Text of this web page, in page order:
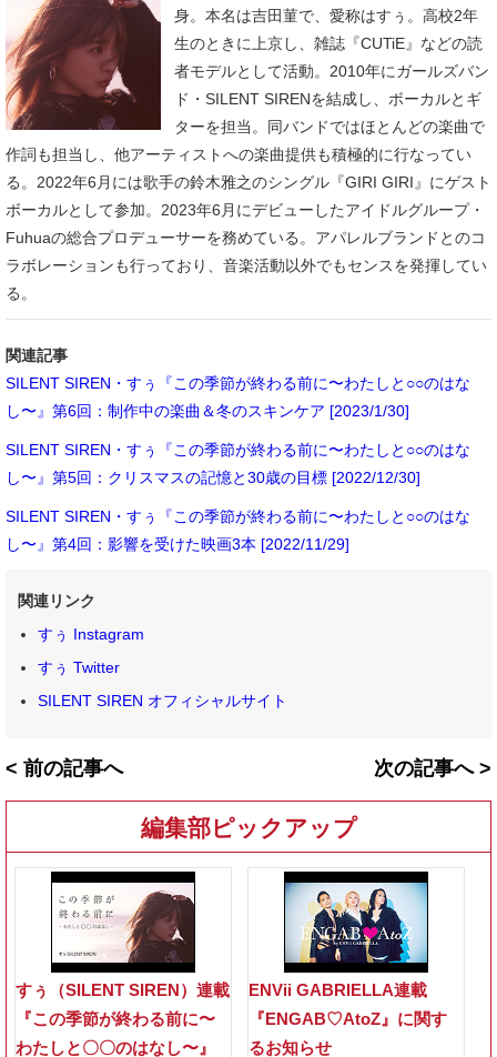
身。本名は吉田菫で、愛称はすぅ。高校2年
生のときに上京し、雑誌『CUTiE』などの読
者モデルとして活動。2010年にガールズバン
ド・SILENT SIRENを結成し、ボーカルとギ
ターを担当。同バンドではほとんどの楽曲で
作詞も担当し、他アーティストへの楽曲提供も積極的に行なってい
る。2022年6月には歌手の鈴木雅之のシングル『GIRI GIRI』にゲスト
ボーカルとして参加。2023年6月にデビューしたアイドルグループ・
Fuhuaの総合プロデューサーを務めている。アパレルブランドとのコ
ラボレーションも行っており、音楽活動以外でもセンスを発揮してい
る。
関連記事
SILENT SIREN・すぅ『この季節が終わる前に〜わたしと○○のはな
し〜』第6回：制作中の楽曲＆冬のスキンケア [2023/1/30]
SILENT SIREN・すぅ『この季節が終わる前に〜わたしと○○のはな
し〜』第5回：クリスマスの記憶と30歳の目標 [2022/12/30]
SILENT SIREN・すぅ『この季節が終わる前に〜わたしと○○のはな
し〜』第4回：影響を受けた映画3本 [2022/11/29]
関連リンク
すぅ Instagram
すぅ Twitter
SILENT SIREN オフィシャルサイト
< 前の記事へ 次の記事へ >
編集部ピックアップ
すぅ（SILENT SIREN）連載
『この季節が終わる前に〜
わたしと〇〇のはなし〜』
ENVii GABRIELLA連載
『ENGAB♡AtoZ』に関す
るお知らせ